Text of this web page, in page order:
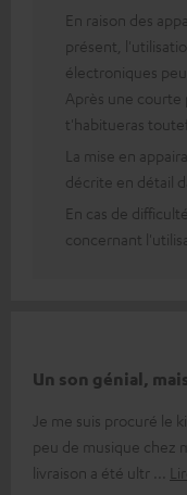
En raison des
présent,
électroniques
Après une courte
t'habitueras
La mise en
décrite en détail
En cas de
concernant
Un son génial,
Je me suis procuré le
peu de musique chez
livraison a été ultr